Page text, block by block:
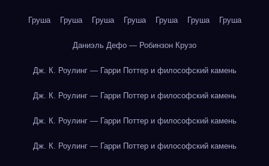
Груша Груша Груша Груша Груша Груша Груша
Даниэль Дефо — Робинзон Крузо
Дж. К. Роулинг — Гарри Поттер и философский камень
Дж. К. Роулинг — Гарри Поттер и философский камень
Дж. К. Роулинг — Гарри Поттер и философский камень
Дж. К. Роулинг — Гарри Поттер и философский камень